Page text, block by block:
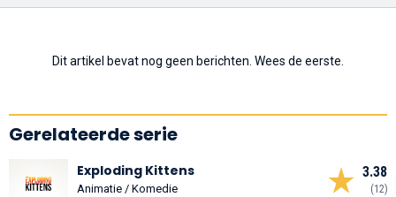
Dit artikel bevat nog geen berichten. Wees de eerste.
Gerelateerde serie
3.38
(12)
Exploding Kittens
Animatie / Komedie